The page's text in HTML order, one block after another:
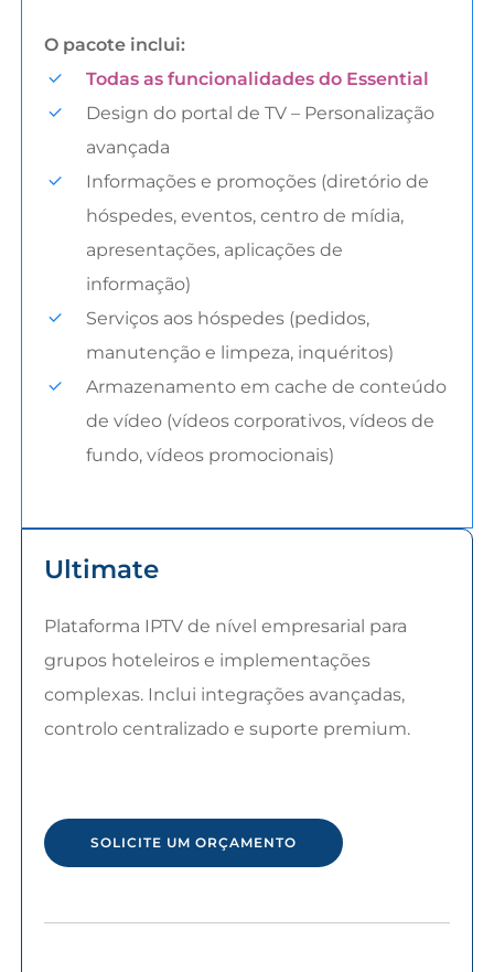
O pacote inclui:
Todas as funcionalidades do Essential
Design do portal de TV – Personalização
avançada
Informações e promoções (diretório de
hóspedes, eventos, centro de mídia,
apresentações, aplicações de
informação)
Serviços aos hóspedes (pedidos,
manutenção e limpeza, inquéritos)
Armazenamento em cache de conteúdo
de vídeo (vídeos corporativos, vídeos de
fundo, vídeos promocionais)
Ultimate
Plataforma IPTV de nível empresarial para
grupos hoteleiros e implementações
complexas. Inclui integrações avançadas,
controlo centralizado e suporte premium.
SOLICITE UM ORÇAMENTO